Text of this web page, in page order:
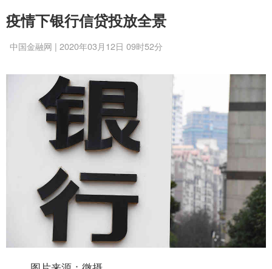
疫情下银行信贷投放全景
中国金融网 | 2020年03月12日 09时52分